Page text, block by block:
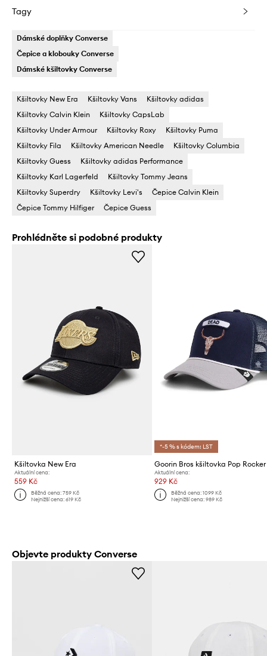
Tagy
Dámské doplňky Converse
Čepice a klobouky Converse
Dámské kšiltovky Converse
Kšiltovky New Era Kšiltovky Vans
Kšiltovky adidas
Kšiltovky Calvin Klein
Kšiltovky CapsLab
Kšiltovky Under Armour
Kšiltovky Roxy
Kšiltovky Puma
Kšiltovky Fila
Kšiltovky American Needle
Kšiltovky Columbia
Kšiltovky Guess
Kšiltovky adidas Performance
Kšiltovky Karl Lagerfeld
Kšiltovky Tommy Jeans
Kšiltovky Superdry
Kšiltovky Levi's
Čepice Calvin Klein
Čepice Tommy Hilfiger
Čepice Guess
Prohlédněte si podobné produkty
Kšiltovka New Era
Aktuální cena:
559 Kč
Běžná cena:759 Kč
Nejnižší cena:619 Kč
*-5 % s kódem: LST
Goorin Bros kšiltovka Pop Rocker
Aktuální cena:
929 Kč
Běžná cena: 1099 Kč
Nejnižší cena: 989 Kč
Objevte produkty Converse